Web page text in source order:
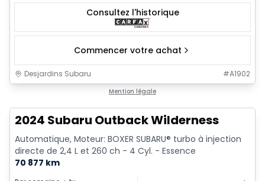
Consultez l'historique
Commencer votre achat
Desjardins Subaru #A1902
Mention légale
2024 Subaru Outback Wilderness
Automatique, Moteur: BOXER SUBARU® turbo à injection
directe de 2,4 L et 260 ch - 4 Cyl. - Essence
70 877 km